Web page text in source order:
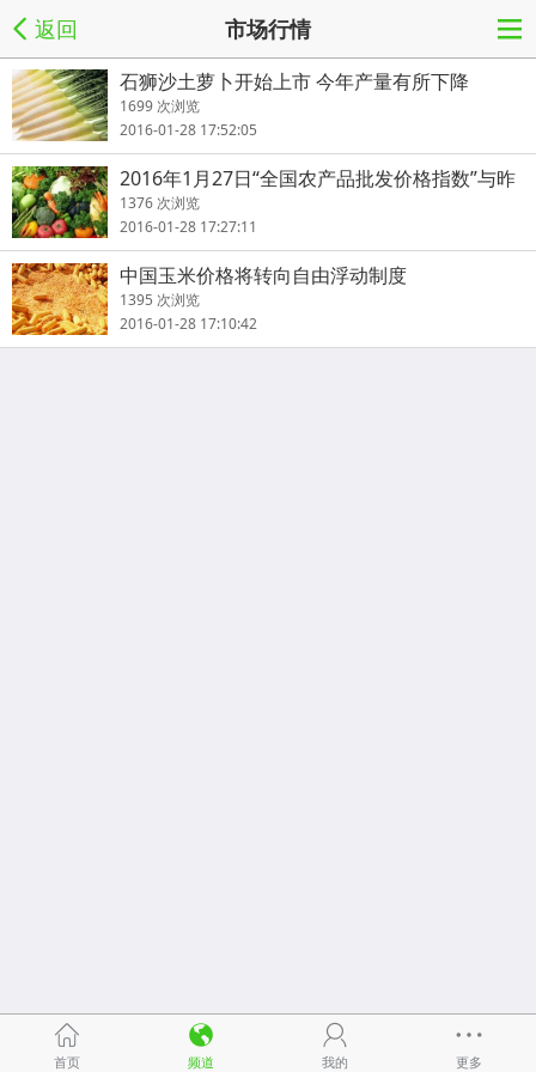
返回 市场行情
石狮沙土萝卜开始上市 今年产量有所下降
1699 次浏览
2016-01-28 17:52:05
2016年1月27日“全国农产品批发价格指数”与昨
天持平
1376 次浏览
2016-01-28 17:27:11
中国玉米价格将转向自由浮动制度
1395 次浏览
2016-01-28 17:10:42
首页 频道 我的 更多